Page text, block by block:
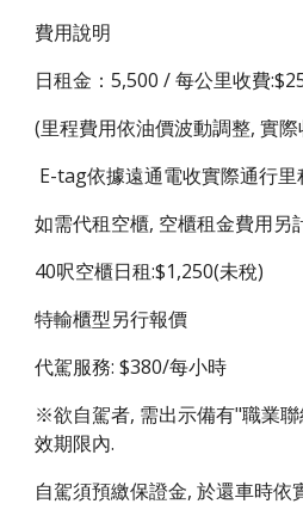
費用說明
日租金：5,500 / 每公里收費
(里程費用依油價波動調整, 實
E-tag依據遠通電收實際通行里
如需代租空櫃, 空櫃租金費用另
40呎空櫃日租:$1,250(未稅)
特輸櫃型另行報價
代駕服務: $380/每小時
※欲自駕者, 需出示備有"職業
效期限內.
自駕須預繳保證金, 於還車時依